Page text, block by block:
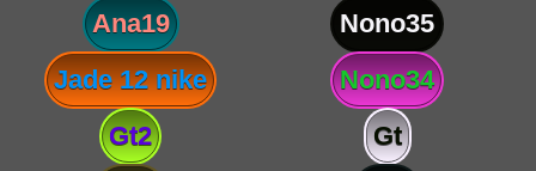
Ana19
Nono35
Jade 12 nike
Nono34
Gt2
Gt